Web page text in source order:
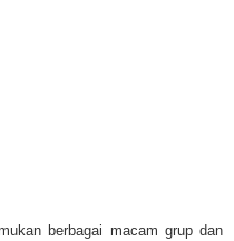
berbagai macam grup dan